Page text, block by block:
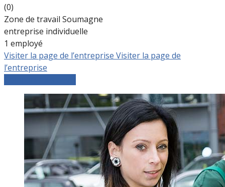
(0)
Zone de travail Soumagne
entreprise individuelle
1 employé
Visiter la page de l’entreprise Visiter la page de
l’entreprise